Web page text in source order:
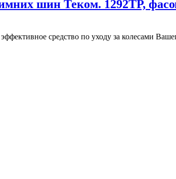
шин Теком. 1292ТР,
средство по уходу за колесами